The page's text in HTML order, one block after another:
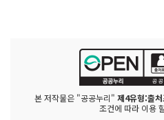
본 저작물은 "공공누리" 제4유형:출
조건에 따라 이용